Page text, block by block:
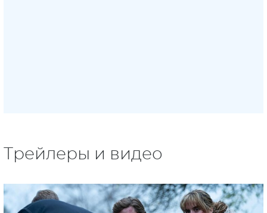
Трейлеры и видео